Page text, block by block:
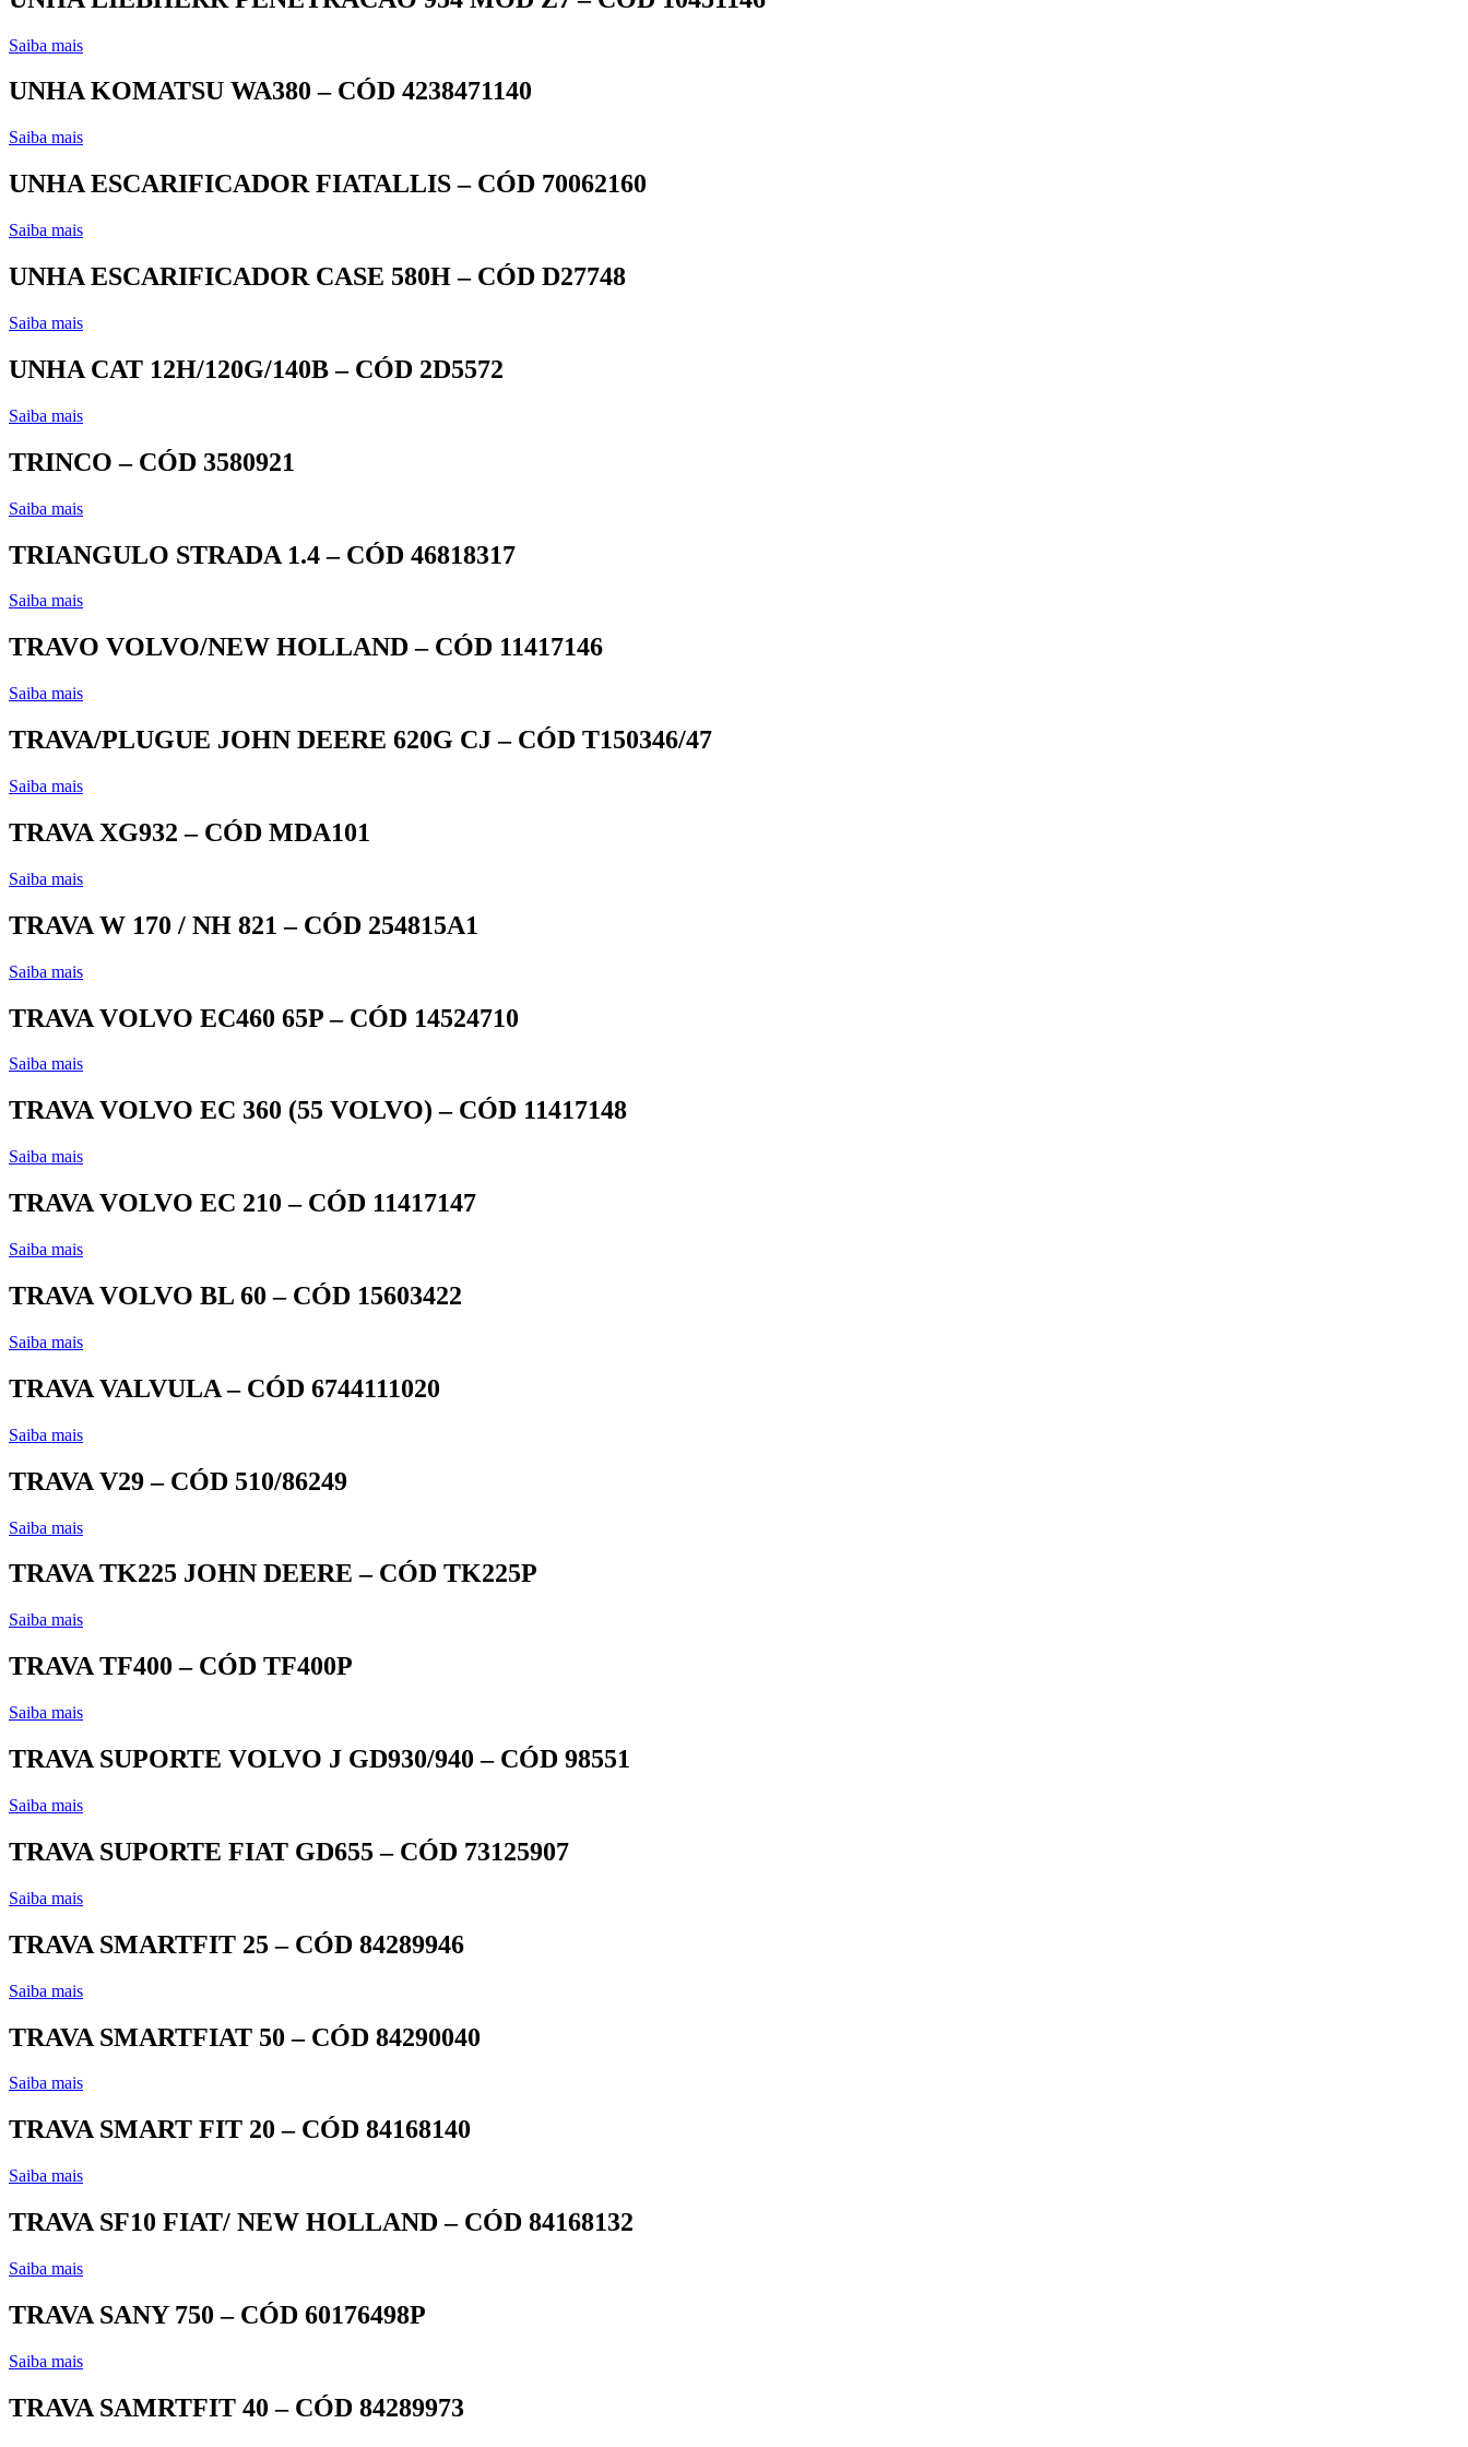
Saiba mais
UNHA KOMATSU WA380 – CÓD 4238471140
Saiba mais
UNHA ESCARIFICADOR FIATALLIS – CÓD 70062160
Saiba mais
UNHA ESCARIFICADOR CASE 580H – CÓD D27748
Saiba mais
UNHA CAT 12H/120G/140B – CÓD 2D5572
Saiba mais
TRINCO – CÓD 3580921
Saiba mais
TRIANGULO STRADA 1.4 – CÓD 46818317
Saiba mais
TRAVO VOLVO/NEW HOLLAND – CÓD 11417146
Saiba mais
TRAVA/PLUGUE JOHN DEERE 620G CJ – CÓD T150346/47
Saiba mais
TRAVA XG932 – CÓD MDA101
Saiba mais
TRAVA W 170 / NH 821 – CÓD 254815A1
Saiba mais
TRAVA VOLVO EC460 65P – CÓD 14524710
Saiba mais
TRAVA VOLVO EC 360 (55 VOLVO) – CÓD 11417148
Saiba mais
TRAVA VOLVO EC 210 – CÓD 11417147
Saiba mais
TRAVA VOLVO BL 60 – CÓD 15603422
Saiba mais
TRAVA VALVULA – CÓD 6744111020
Saiba mais
TRAVA V29 – CÓD 510/86249
Saiba mais
TRAVA TK225 JOHN DEERE – CÓD TK225P
Saiba mais
TRAVA TF400 – CÓD TF400P
Saiba mais
TRAVA SUPORTE VOLVO J GD930/940 – CÓD 98551
Saiba mais
TRAVA SUPORTE FIAT GD655 – CÓD 73125907
Saiba mais
TRAVA SMARTFIT 25 – CÓD 84289946
Saiba mais
TRAVA SMARTFIAT 50 – CÓD 84290040
Saiba mais
TRAVA SMART FIT 20 – CÓD 84168140
Saiba mais
TRAVA SF10 FIAT/ NEW HOLLAND – CÓD 84168132
Saiba mais
TRAVA SANY 750 – CÓD 60176498P
Saiba mais
TRAVA SAMRTFIT 40 – CÓD 84289973